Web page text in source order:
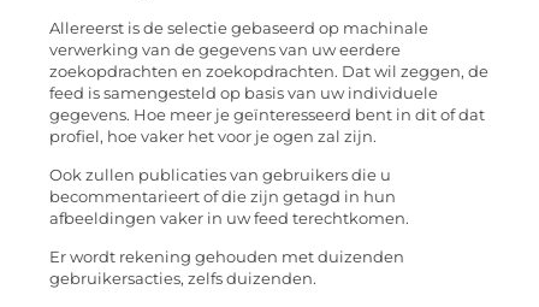
Allereerst is de selectie gebaseerd op machinale
verwerking van de gegevens van uw eerdere
zoekopdrachten en zoekopdrachten. Dat wil zeggen, de
feed is samengesteld op basis van uw individuele
gegevens. Hoe meer je geïnteresseerd bent in dit of dat
profiel, hoe vaker het voor je ogen zal zijn.
Ook zullen publicaties van gebruikers die u
becommentarieert of die zijn getagd in hun
afbeeldingen vaker in uw feed terechtkomen.
Er wordt rekening gehouden met duizenden
gebruikersacties, zelfs duizenden.